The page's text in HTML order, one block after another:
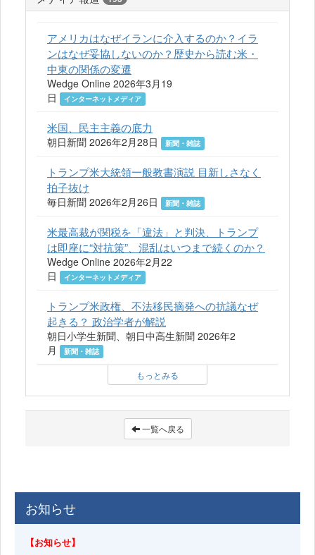
アメリカはなぜイランに介入するのか？イラ
ンはなぜ妥協しないのか？歴史から読む米・
中東の関係の変遷
Wedge Online 2026年3月19
日
インターネットメディア
米国、民主主義の底力
朝日新聞 2026年2月28日 新聞・雑誌
トランプ米大統領一般教書演説 目新しさなく
拍子抜け
毎日新聞 2026年2月26日 新聞・雑誌
米最高裁が関税を「違法」と判決、トランプ
は即座に“対抗策”、混乱はいつまで続くのか？
Wedge Online 2026年2月22
日
インターネットメディア
トランプ米政権、不法移民摘発への抗議なぜ
起きる？ 政治学者が解説
朝日小学生新聞、朝日中高生新聞 2026年2
月
新聞・雑誌
もっとみる
一覧へ戻る
お知らせ
【お知らせ】